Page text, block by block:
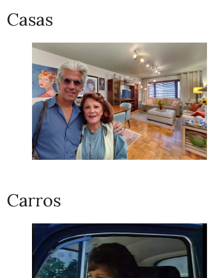
Casas
Carros